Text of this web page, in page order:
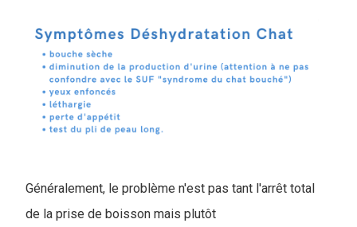
Généralement, le problème n'est pas tant l'arrêt total
de la prise de boisson mais plutôt